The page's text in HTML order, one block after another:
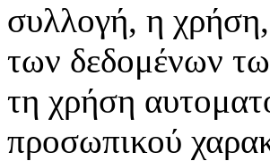
συλλογή, η
των δεδομένων
τη χρήση
προσωπικού